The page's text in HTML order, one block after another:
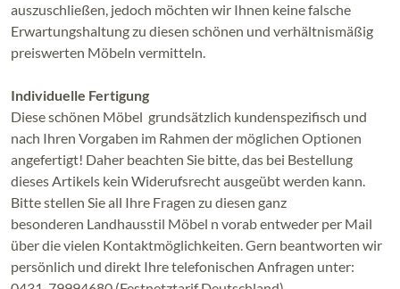
auszuschließen, jedoch möchten wir Ihnen keine falsche
Erwartungshaltung zu diesen schönen und verhältnismäßig
preiswerten Möbeln vermitteln.
Individuelle Fertigung
Diese schönen Möbel grundsätzlich kundenspezifisch und
nach Ihren Vorgaben im Rahmen der möglichen Optionen
angefertigt! Daher beachten Sie bitte, das bei Bestellung
dieses Artikels kein Widerufsrecht ausgeübt werden kann.
Bitte stellen Sie all Ihre Fragen zu diesen ganz
besonderen Landhausstil Möbel n vorab entweder per Mail
über die vielen Kontaktmöglichkeiten. Gern beantworten wir
persönlich und direkt Ihre telefonischen Anfragen unter: